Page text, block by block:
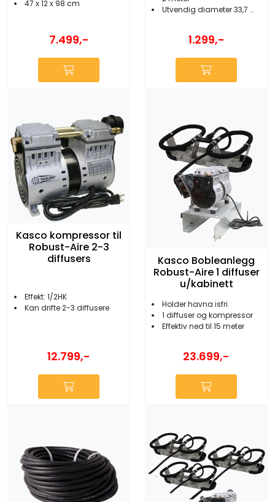
47 x 12 x 98 cm
7.499,-
Utvendig diameter 33,7 mm
1.299,-
Kasco kompressor til
Robust-Aire 2-3
diffusers
Effekt: 1/2HK
Kan drifte 2-3 diffusere
12.799,-
Kasco Bobleanlegg
Robust-Aire 1 diffuser
u/kabinett
Holder havna isfri
1 diffuser og kompressor
Effektiv ned til 15 meter
23.699,-